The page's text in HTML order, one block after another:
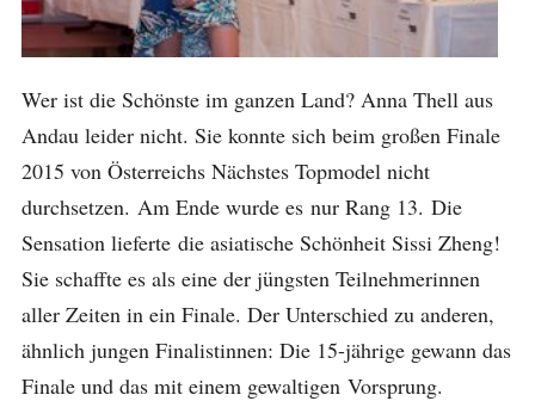
Wer ist die Schönste im ganzen Land? Anna Thell aus
Andau leider nicht. Sie konnte sich beim großen Finale
2015 von Österreichs Nächstes Topmodel nicht
durchsetzen. Am Ende wurde es nur Rang 13. Die
Sensation lieferte die asiatische Schönheit Sissi Zheng!
Sie schaffte es als eine der jüngsten Teilnehmerinnen
aller Zeiten in ein Finale. Der Unterschied zu anderen,
ähnlich jungen Finalistinnen: Die 15-jährige gewann das
Finale und das mit einem gewaltigen Vorsprung.